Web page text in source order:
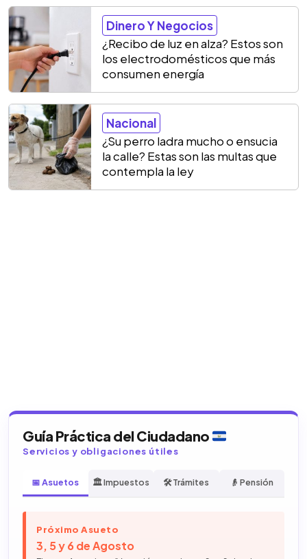
Dinero Y Negocios
¿Recibo de luz en alza? Estos son
los electrodomésticos que más
consumen energía
Nacional
¿Su perro ladra mucho o ensucia
la calle? Estas son las multas que
contempla la ley
Guía Práctica del Ciudadano
Servicios y obligaciones útiles
📅 Asuetos 🏛️ Impuestos 🛠️ Trámites 👴 Pensión
Próximo Asueto
3, 5 y 6 de Agosto